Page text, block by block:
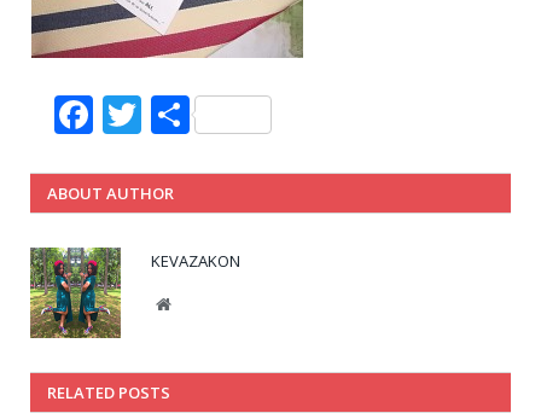
Facebook
Twitter
Share
ABOUT AUTHOR
KEVAZAKON
Website
RELATED POSTS